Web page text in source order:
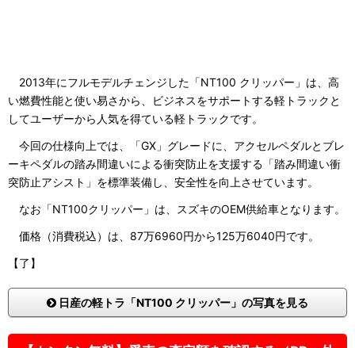
2013年にフルモデルチェンジした「NT100 クリッパー」は、高
い燃費性能と使い易さから、ビジネスをサポートする軽トラックと
してユーザーから人気を得ている軽トラックです。
今回の仕様向上では、「GX」グレードに、アクセルペダルとブレ
ーキペダルの踏み間違いによる衝突防止を支援する「踏み間違い衝
突防止アシスト」を標準装備し、安全性を向上させています。
なお「NT100クリッパー」は、スズキのOEM供給車となります。
価格（消費税込）は、87万6960円から125万6040円です。
【了】
日産の軽トラ「NT100 クリッパー」の写真を見る